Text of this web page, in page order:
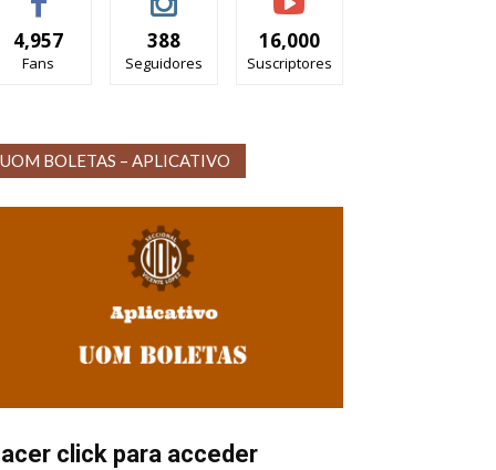
4,957
Fans
388
Seguidores
16,000
Suscriptores
UOM BOLETAS – APLICATIVO
click para acceder